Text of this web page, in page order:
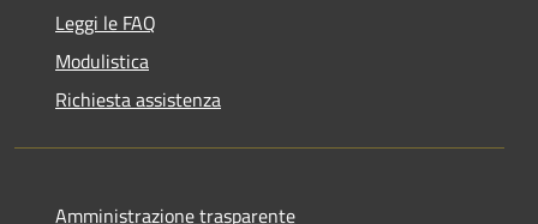
Leggi le FAQ
Modulistica
Richiesta assistenza
Amministrazione trasparente